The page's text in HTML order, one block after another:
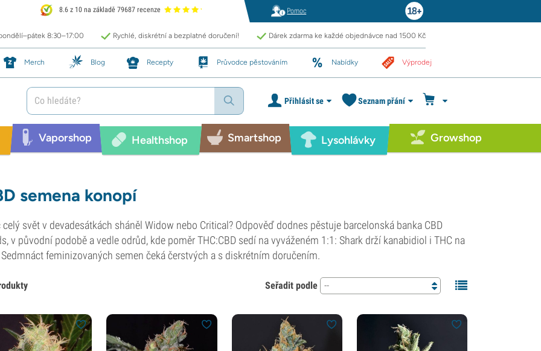
8.6 z 10 na základě 79687 recenze Pomoc
8:30–17:00 Rychlé, diskrétní a bezplatné doručení! Dárek zdarma ke každé objednávce nad 1500 Kč
Merch Blog Recepty Průvodce pěstováním Nabídky Výprodej
Přihlásit se Seznam přání
Vaporshop Healthshop Smartshop Lysohlávky Growshop
semena konopí
celý svět v devadesátkách sháněl Widow nebo Critical? Odpověď dodnes pěstuje barcelonská banka CBD
v původní podobě a vedle odrůd, kde poměr THC:CBD sedí na vyváženém 1:1: Shark drží kanabidiol i THC na
Sedmnáct feminizovaných semen čeká čerstvých a s diskrétním doručením.
Seřadit podle --